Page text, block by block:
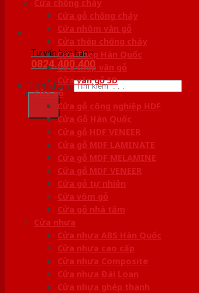
Tư vấn bán hàng
0824.400.400
Tìm kiếm:
Cửa chống cháy
Cửa gỗ chống cháy
Cửa nhôm vân gỗ
Cửa thép chống cháy
Cửa Thép Hàn Quốc
Cửa thép vân gỗ
Cửa vân gỗ 5D
Cửa gỗ
Cửa gỗ công nghiệp HDF
Cửa Gỗ Hàn Quốc
Cửa gỗ HDF VENEER
Cửa gỗ MDF LAMINATE
Cửa gỗ MDF MELAMINE
Cửa gỗ MDF VENEER
Cửa gỗ tự nhiên
Cửa vòm gỗ
Cửa gỗ nhà tắm
Cửa nhựa
Cửa nhựa ABS Hàn Quốc
Cửa nhựa cao cấp
Cửa nhựa Composite
Cửa nhựa Đài Loan
Cửa nhựa ghép thanh